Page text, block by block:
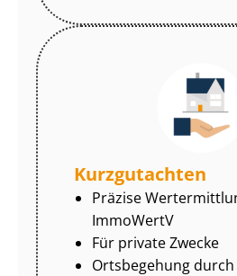
Kurzgutachten
Präzise
ImmoWertV
Für private Zwecke
Ortsbegehung